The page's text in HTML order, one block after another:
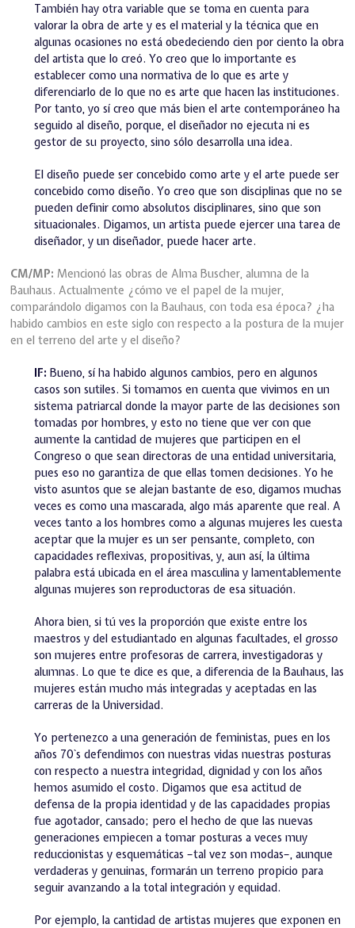
También hay otra variable que se toma en cuenta para
valorar la obra de arte y es el material y la técnica que en
algunas ocasiones no está obedeciendo cien por ciento la obra
del artista que lo creó. Yo creo que lo importante es
establecer como una normativa de lo que es arte y
diferenciarlo de lo que no es arte que hacen las instituciones.
Por tanto, yo sí creo que más bien el arte contemporáneo ha
seguido al diseño, porque, el diseñador no ejecuta ni es
gestor de su proyecto, sino sólo desarrolla una idea.
El diseño puede ser concebido como arte y el arte puede ser
concebido como diseño. Yo creo que son disciplinas que no se
pueden definir como absolutos disciplinares, sino que son
situacionales. Digamos, un artista puede ejercer una tarea de
diseñador, y un diseñador, puede hacer arte.
CM/MP: Mencionó las obras de Alma Buscher, alumna de la
Bauhaus. Actualmente ¿cómo ve el papel de la mujer,
comparándolo digamos con la Bauhaus, con toda esa época? ¿ha
habido cambios en este siglo con respecto a la postura de la mujer
en el terreno del arte y el diseño?
IF: Bueno, sí ha habido algunos cambios, pero en algunos
casos son sutiles. Si tomamos en cuenta que vivimos en un
sistema patriarcal donde la mayor parte de las decisiones son
tomadas por hombres, y esto no tiene que ver con que
aumente la cantidad de mujeres que participen en el
Congreso o que sean directoras de una entidad universitaria,
pues eso no garantiza de que ellas tomen decisiones. Yo he
visto asuntos que se alejan bastante de eso, digamos muchas
veces es como una mascarada, algo más aparente que real. A
veces tanto a los hombres como a algunas mujeres les cuesta
aceptar que la mujer es un ser pensante, completo, con
capacidades reflexivas, propositivas, y, aun así, la última
palabra está ubicada en el área masculina y lamentablemente
algunas mujeres son reproductoras de esa situación.
Ahora bien, si tú ves la proporción que existe entre los
maestros y del estudiantado en algunas facultades, el grosso
son mujeres entre profesoras de carrera, investigadoras y
alumnas. Lo que te dice es que, a diferencia de la Bauhaus, las
mujeres están mucho más integradas y aceptadas en las
carreras de la Universidad.
Yo pertenezco a una generación de feministas, pues en los
años 70`s defendimos con nuestras vidas nuestras posturas
con respecto a nuestra integridad, dignidad y con los años
hemos asumido el costo. Digamos que esa actitud de
defensa de la propia identidad y de las capacidades propias
fue agotador, cansado; pero el hecho de que las nuevas
generaciones empiecen a tomar posturas a veces muy
reduccionistas y esquemáticas –tal vez son modas–, aunque
verdaderas y genuinas, formarán un terreno propicio para
seguir avanzando a la total integración y equidad.
Por ejemplo, la cantidad de artistas mujeres que exponen en